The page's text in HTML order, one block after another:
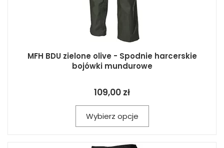
MFH BDU zielone olive - Spodnie harcerskie
bojówki mundurowe
109,00 zł
Wybierz opcje